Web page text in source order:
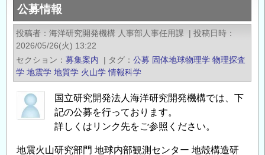
公募情報
投稿者 海洋研究開発機構 人事部人事任用課 | 投稿日時
2026/05/26(火) 13:22
セクション
募集案内 | タグ 公募 固体地球物理学 物理探査
学 地震学 地質学 火山学 情報科学
国立研究開発法人海洋研究開発機構では、下
記の公募を行っております。
詳しくはリンク先をご参照ください。
地震火山研究部門 地球内部観測センター 地殻構造研